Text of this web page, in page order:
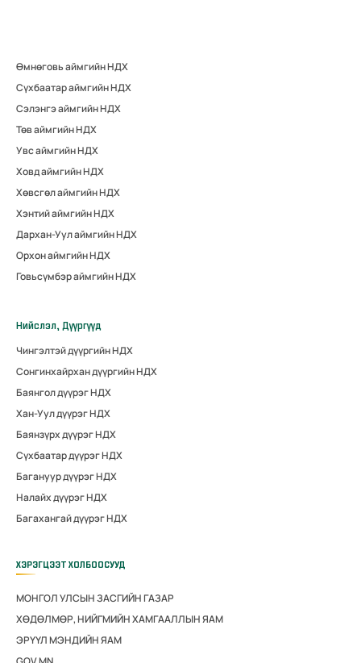
Өмнөговь аймгийн НДХ
Сүхбаатар аймгийн НДХ
Сэлэнгэ аймгийн НДХ
Төв аймгийн НДХ
Увс аймгийн НДХ
Ховд аймгийн НДХ
Хөвсгөл аймгийн НДХ
Хэнтий аймгийн НДХ
Дархан-Уул аймгийн НДХ
Орхон аймгийн НДХ
Говьсүмбэр аймгийн НДХ
Нийслэл, Дүүргүүд
Чингэлтэй дүүргийн НДХ
Сонгинхайрхан дүүргийн НДХ
Баянгол дүүрэг НДХ
Хан-Уул дүүрэг НДХ
Баянзүрх дүүрэг НДХ
Сүхбаатар дүүрэг НДХ
Багануур дүүрэг НДХ
Налайх дүүрэг НДХ
Багахангай дүүрэг НДХ
ХЭРЭГЦЭЭТ ХОЛБООСУУД
МОНГОЛ УЛСЫН ЗАСГИЙН ГАЗАР
ХӨДӨЛМӨР, НИЙГМИЙН ХАМГААЛЛЫН ЯАМ
ЭРҮҮЛ МЭНДИЙН ЯАМ